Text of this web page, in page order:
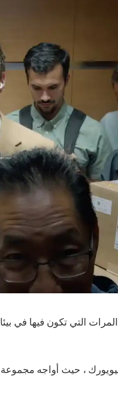
التي تكون فيها في
، حيث أواجه